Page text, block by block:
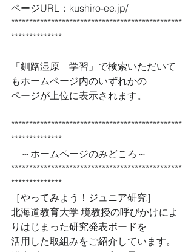
ページURL：kushiro-ee.jp/
***********************************************
**************
「釧路湿原　学習」で検索いただいて
もホームページ内のいずれかの
ページが上位に表示されます。
***********************************************
**************
～ホームページのみどころ～
***********************************************
**************
［やってみよう！ジュニア研究］
北海道教育大学 境教授の呼びかけによ
りはじまった研究発表ボードを
活用した取組みをご紹介しています。